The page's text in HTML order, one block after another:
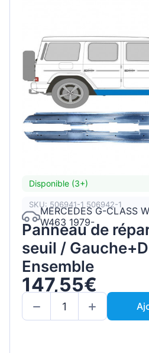
Disponible (3+)
SKU: 506941-1 506942-1
MERCEDES G-CLASS
W463 1979-
Panneau de
seuil /
Ensemble
147,55€